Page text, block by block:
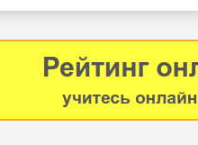
мальчиков и девочек. В
мужские качества, в